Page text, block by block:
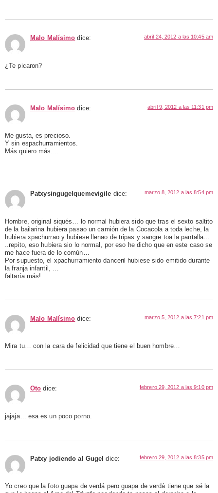
Malo Malísimo dice: abril 24, 2012 a las 10:45 am
¿Te picaron?
Malo Malísimo dice: abril 9, 2012 a las 11:31 pm
Me gusta, es precioso.
Y sin espachurramientos.
Más quiero más….
Patxysingugelquemevigile dice: marzo 8, 2012 a las 8:54 pm
Hombre, original siqués… lo normal hubiera sido que tras el sexto saltito
de la bailarina hubiera pasao un camión de la Cocacola a toda leche, la
hubiera xpachurrao y hubiese llenao de tripas y sangre toa la pantalla…
..repito, eso hubiera sio lo normal, por eso he dicho que en este caso se
me hace fuera de lo común…
Por supuesto, el xpachurramiento danceril hubiese sido emitido durante
la franja infantil, …
faltaría más!
Malo Malísimo dice: marzo 5, 2012 a las 7:21 pm
Mira tu… con la cara de felicidad que tiene el buen hombre…
Oto dice: febrero 29, 2012 a las 9:10 pm
jajaja… esa es un poco porno.
Patxy jodiendo al Gugel dice: febrero 29, 2012 a las 8:35 pm
Yo creo que la foto guapa de verdá pero guapa de verdá tiene que sé la